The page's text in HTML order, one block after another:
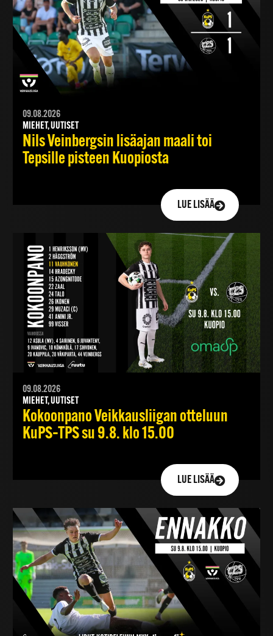
09.08.2026
MIEHET, UUTISET
Nils Veinbergsin lisäajan maali toi
Tepsille pisteen Kuopiosta
LUE LISÄÄ
09.08.2026
MIEHET, UUTISET
Kokoonpano Veikkausliigan otteluun
KuPS–TPS su 9.8. klo 15.00
LUE LISÄÄ